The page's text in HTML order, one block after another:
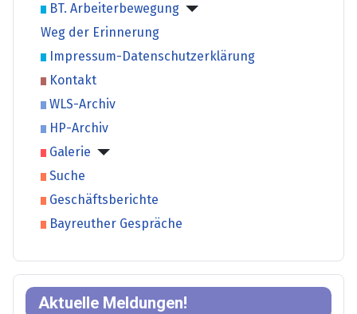
BT. Arbeiterbewegung
Weg der Erinnerung
Impressum-Datenschutzerklärung
Kontakt
WLS-Archiv
HP-Archiv
Galerie
Suche
Geschäftsberichte
Bayreuther Gespräche
Aktuelle Meldungen!